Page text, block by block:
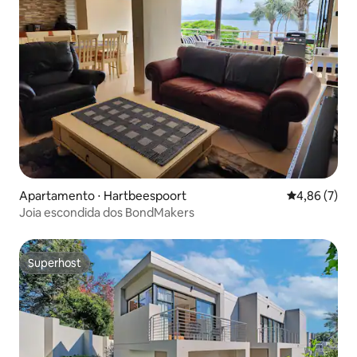
Apartamento ⋅ Hartbeespoort 4,86 de uma
4,86 (7)
Joia escondida dos BondMakers
Superhost
Superhost